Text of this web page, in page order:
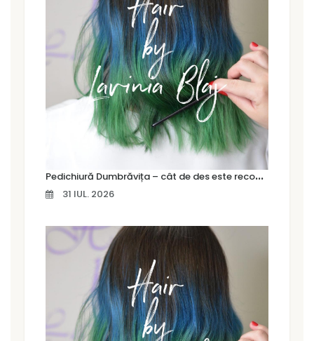
P
edichiură Dumbrăvița – cât de des este recomandat să îți faci o pedichiură profesională
31 IUL. 2026